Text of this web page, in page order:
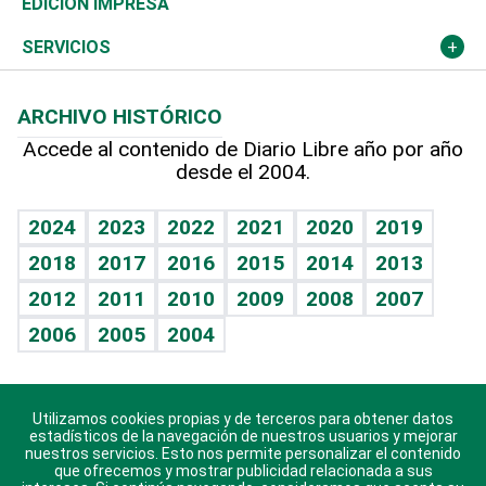
Resto del mundo
Economía personal
Podcast Arte Libre
Hablando con el pediatra
Vida y familia
Eñe
Celebrando la vida
Sin complejos
En pocas palabras
Escuchando al corazón
Economía Personal
Más deportes
Línea de hit
TBT Deportivo
Columnistas
Más firmas
Cambio climático
Opinión
Hecho en casa
Guía del dinero
SERVICIOS
Cumpleaños
Horóscopos
Crucigramas
ARCHIVO HISTÓRICO
Accede al contenido de Diario Libre año por año
desde el 2004.
2024 2023 2022 2021 2020
2019
2018
2017 2016 2015 2014
2013
2012
2011 2010 2009 2008
2007
2006
2005 2004
Descarga nuestras aplicaciones para Android, iOS y
sistema Huawei.
Utilizamos cookies propias y de terceros para obtener datos
estadísticos de la navegación de nuestros usuarios y mejorar
nuestros servicios. Esto nos permite personalizar el contenido
que ofrecemos y mostrar publicidad relacionada a sus